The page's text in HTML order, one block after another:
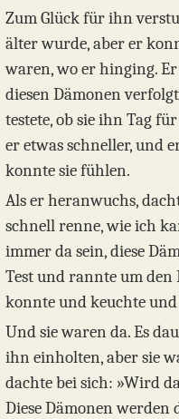
Zum Glück für ihn
älter wurde, aber er
waren, wo er hinging. Er
diesen Dämonen
testete, ob sie ihn Tag
er etwas schneller, und
konnte sie fühlen.
Als er heranwuchs,
schnell renne, wie ich
immer da sein, diese
Test und rannte um
konnte und keuchte
Und sie waren da. Es
ihn einholten, aber sie
dachte bei sich: »Wird
Diese Dämonen